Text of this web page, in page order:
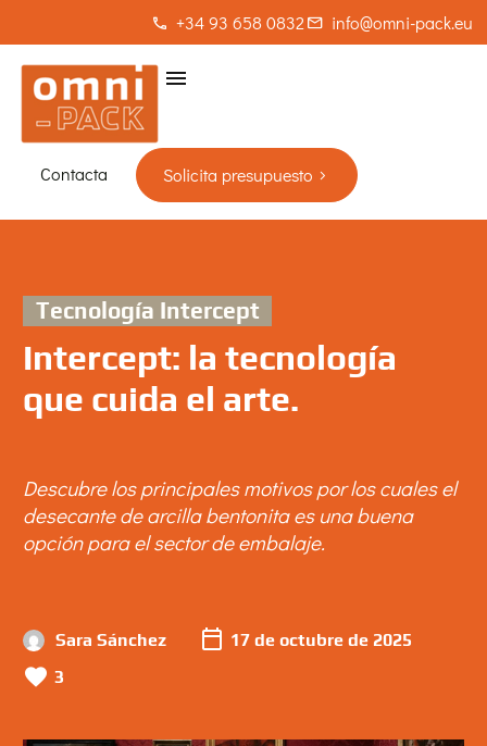
+34 93 658 0832 info@omni-pack.eu
Contacta Solicita presupuesto
Tecnología Intercept
Intercept: la tecnología
que cuida el arte.
Descubre los principales motivos por los cuales el
desecante de arcilla bentonita es una buena
opción para el sector de embalaje.
Sara Sánchez
17 de octubre de 2025
3